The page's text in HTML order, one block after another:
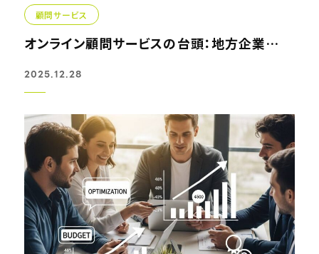
顧問サービス
オンライン顧問サービスの台頭：地方企業が全国区へ飛躍する...
2025.12.28